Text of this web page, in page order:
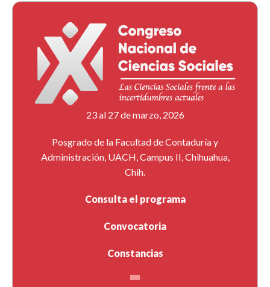
23 al 27 de marzo, 2026
Posgrado de la Facultad de Contaduría y
Administración, UACH, Campus II, Chihuahua,
Chih.
Consulta el programa
Convocatoria
Constancias